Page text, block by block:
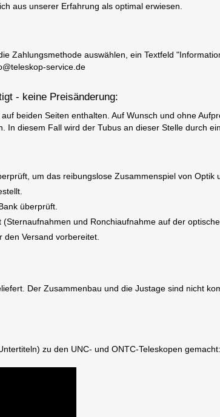
aus unserer Erfahrung als optimal erwiesen.
Zahlungsmethode auswählen, ein Textfeld
service.de
- keine Preisänderung:
beiden Seiten enthalten. Auf Wunsch und ohne
diesem Fall wird der Tubus an dieser Stelle durch
um das reibungslose Zusammenspiel von Optik
überprüft.
und Ronchiaufnahme auf der
Versand vorbereitet.
Der Zusammenbau und die Justage sind nicht
zu den UNC- und ONTC-Teleskopen gemacht: